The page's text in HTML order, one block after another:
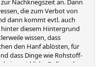
Nachkriegszeit an. Dann
die zum Verbot von
dann kommt evtl. auch
hinter diesem Hintergrund
wissen, dass
den Hanf ablösten, für
dass Dinge wie Rohstoff-
wirkliche Rolle mehr